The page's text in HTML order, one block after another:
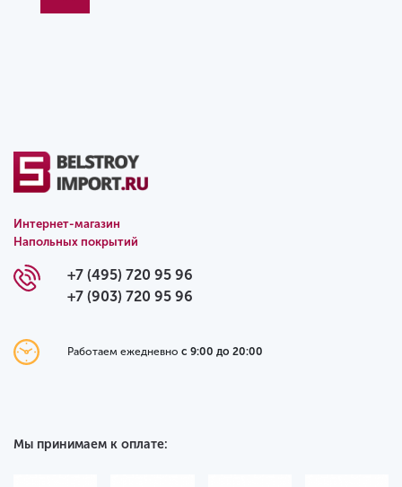
Интернет-магазин
Напольных покрытий
+7 (495) 720 95 96
+7 (903) 720 95 96
Работаем ежедневно с 9:00 до 20:00
Мы принимаем к оплате: